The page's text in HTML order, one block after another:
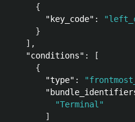
{
"key_code" :
}
],
"conditions" :
[
{
"type" :
"Terminal"
]